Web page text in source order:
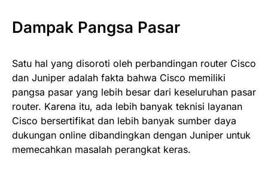
Dampak Pangsa Pasar
Satu hal yang disoroti oleh perbandingan router Cisco
dan Juniper adalah fakta bahwa Cisco memiliki
pangsa pasar yang lebih besar dari keseluruhan pasar
router. Karena itu, ada lebih banyak teknisi layanan
Cisco bersertifikat dan lebih banyak sumber daya
dukungan online dibandingkan dengan Juniper untuk
memecahkan masalah perangkat keras.